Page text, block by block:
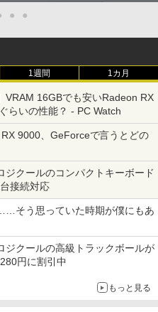
● ●
1週間 1カ月
VRAM 16GBでも安いRadeon RX
らいの性能？ - PC Watch
9000、GeForceで言うとどの
ジクールのコンパクトキーボード
接続対応
そう思っていた時期が僕にもあ
ジクールの高級トラックボールが
円に割引中
もっと見る